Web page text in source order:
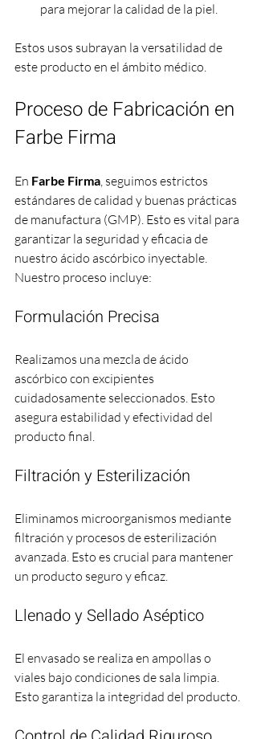
para mejorar la calidad de la piel.
Estos usos subrayan la versatilidad de
este producto en el ámbito médico.
Proceso de Fabricación en
Farbe Firma
En Farbe Firma, seguimos estrictos
estándares de calidad y buenas prácticas
de manufactura (GMP). Esto es vital para
garantizar la seguridad y eficacia de
nuestro ácido ascórbico inyectable.
Nuestro proceso incluye:
Formulación Precisa
Realizamos una mezcla de ácido
ascórbico con excipientes
cuidadosamente seleccionados. Esto
asegura estabilidad y efectividad del
producto final.
Filtración y Esterilización
Eliminamos microorganismos mediante
filtración y procesos de esterilización
avanzada. Esto es crucial para mantener
un producto seguro y eficaz.
Llenado y Sellado Aséptico
El envasado se realiza en ampollas o
viales bajo condiciones de sala limpia.
Esto garantiza la integridad del producto.